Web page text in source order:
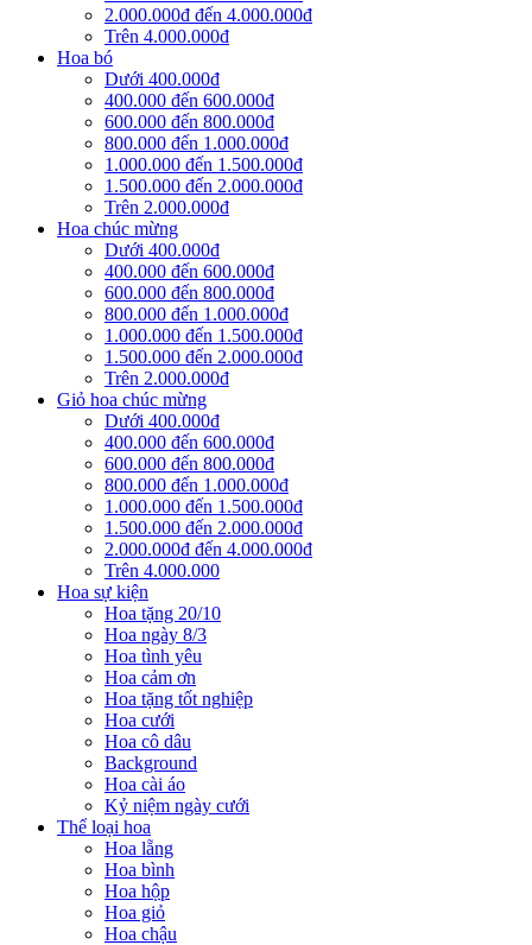
2.000.000đ đến 4.000.000đ
Trên 4.000.000đ
Hoa bó
Dưới 400.000đ
400.000 đến 600.000đ
600.000 đến 800.000đ
800.000 đến 1.000.000đ
1.000.000 đến 1.500.000đ
1.500.000 đến 2.000.000đ
Trên 2.000.000đ
Hoa chúc mừng
Dưới 400.000đ
400.000 đến 600.000đ
600.000 đến 800.000đ
800.000 đến 1.000.000đ
1.000.000 đến 1.500.000đ
1.500.000 đến 2.000.000đ
Trên 2.000.000đ
Giỏ hoa chúc mừng
Dưới 400.000đ
400.000 đến 600.000đ
600.000 đến 800.000đ
800.000 đến 1.000.000đ
1.000.000 đến 1.500.000đ
1.500.000 đến 2.000.000đ
2.000.000đ đến 4.000.000đ
Trên 4.000.000
Hoa sự kiện
Hoa tặng 20/10
Hoa ngày 8/3
Hoa tình yêu
Hoa cảm ơn
Hoa tặng tốt nghiệp
Hoa cưới
Hoa cô dâu
Background
Hoa cài áo
Kỷ niệm ngày cưới
Thể loại hoa
Hoa lẵng
Hoa bình
Hoa hộp
Hoa giỏ
Hoa chậu